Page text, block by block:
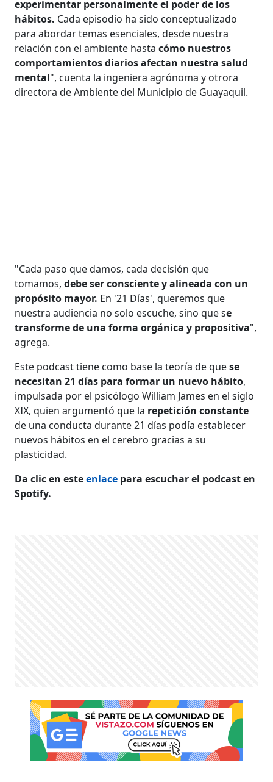
experimentar personalmente el poder de los
hábitos. Cada episodio ha sido conceptualizado
para abordar temas esenciales, desde nuestra
relación con el ambiente hastacómo nuestros
comportamientos diarios afectan nuestra salud
mental", cuenta la ingeniera agrónoma y otrora
directora de Ambiente del Municipio de Guayaquil.
"Cada paso que damos, cada decisión que
tomamos,debe ser consciente y alineada con un
propósito mayor. En '21 Días', queremos que
nuestra audiencia no solo escuche, sino que se
transforme de una forma orgánica y propositiva",
agrega.
Este podcast tiene como base la teoría de quese
necesitan 21 días para formar un nuevo hábito,
impulsada por el psicólogo William James en el siglo
XIX, quien argumentó que la repetición constante
de una conducta durante 21 días podía establecer
nuevos hábitos en el cerebro gracias a su
plasticidad.
Da clic en esteenlace para escuchar el podcast en
Spotify.